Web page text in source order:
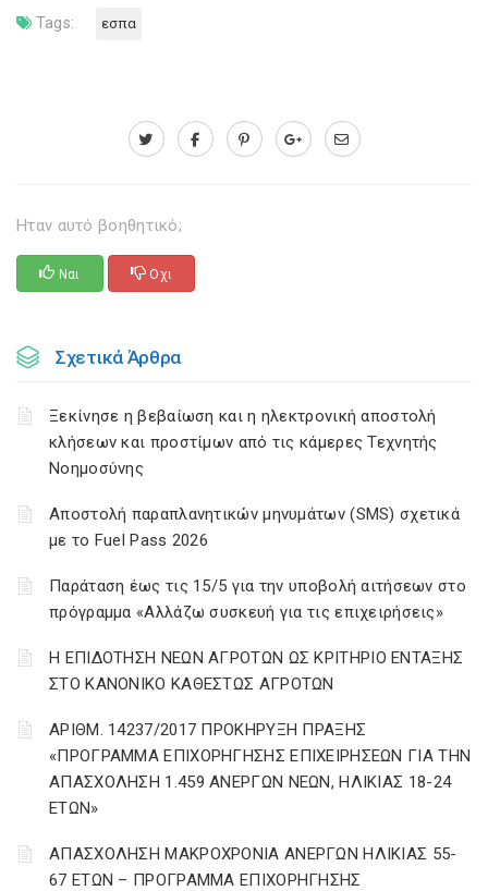
Tags: εσπα
Ηταν αυτό βοηθητικό;
Ναι Οχι
Σχετικά Άρθρα
Ξεκίνησε η βεβαίωση και η ηλεκτρονική αποστολή
κλήσεων και προστίμων από τις κάμερες Τεχνητής
Νοημοσύνης
Αποστολή παραπλανητικών μηνυμάτων (SMS) σχετικά
με το Fuel Pass 2026
Παράταση έως τις 15/5 για την υποβολή αιτήσεων στο
πρόγραμμα «Αλλάζω συσκευή για τις επιχειρήσεις»
Η ΕΠΙΔΟΤΗΣΗ ΝΕΩΝ ΑΓΡΟΤΩΝ ΩΣ ΚΡΙΤΗΡΙΟ ΕΝΤΑΞΗΣ
ΣΤΟ ΚΑΝΟΝΙΚΟ ΚΑΘΕΣΤΩΣ ΑΓΡΟΤΩΝ
ΑΡΙΘΜ. 14237/2017 ΠΡΟΚΗΡΥΞΗ ΠΡΑΞΗΣ
«ΠΡΟΓΡΑΜΜΑ ΕΠΙΧΟΡΗΓΗΣΗΣ ΕΠΙΧΕΙΡΗΣΕΩΝ ΓΙΑ ΤΗΝ
ΑΠΑΣΧΟΛΗΣΗ 1.459 ΑΝΕΡΓΩΝ ΝΕΩΝ, ΗΛΙΚΙΑΣ 18-24
ΕΤΩΝ»
ΑΠΑΣΧΟΛΗΣΗ ΜΑΚΡΟΧΡΟΝΙΑ ΑΝΕΡΓΩΝ ΗΛΙΚΙΑΣ 55-
67 ΕΤΩΝ – ΠΡΟΓΡΑΜΜΑ ΕΠΙΧΟΡΗΓΗΣΗΣ